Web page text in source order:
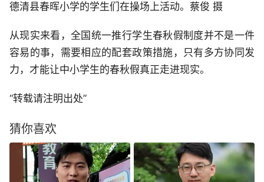
德清县春晖小学的学生们在操场上活动。蔡俊 摄
从现实来看，全国统一推行学生春秋假制度并不是一件
容易的事，需要相应的配套政策措施，只有多方协同发
力，才能让中小学生的春秋假真正走进现实。
“转载请注明出处”
猜你喜欢